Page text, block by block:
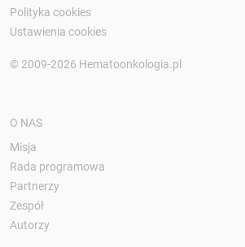
Polityka cookies
Ustawienia cookies
© 2009-2026 Hematoonkologia.pl
O NAS
Misja
Rada programowa
Partnerzy
Zespół
Autorzy